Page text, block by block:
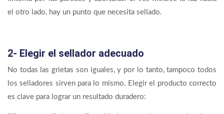
el otro lado, hay un punto que necesita sellado.
2- Elegir el sellador adecuado
No todas las grietas son iguales, y por lo tanto, tampoco todos
los selladores sirven para lo mismo. Elegir el producto correcto
es clave para lograr un resultado duradero: